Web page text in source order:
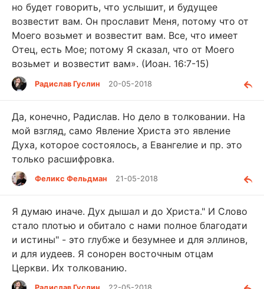
но будет говорить, что услышит, и будущее
возвестит вам. Он прославит Меня, потому что от
Моего возьмет и возвестит вам. Все, что имеет
Отец, есть Мое; потому Я сказал, что от Моего
возьмет и возвестит вам». (Иоан. 16:7-15)
Радислав Гуслин 20-05-2018
Да, конечно, Радислав. Но дело в толковании. На
мой взгляд, само Явление Христа это явление
Духа, которое состоялось, а Евангелие и пр. это
только расшифровка.
Феликс Фельдман 21-05-2018
Я думаю иначе. Дух дышал и до Христа." И Слово
стало плотью и обитало с нами полное благодати
и истины" - это глубже и безумнее и для эллинов,
и для иудеев. Я сонорен восточным отцам
Церкви. Их толкованию.